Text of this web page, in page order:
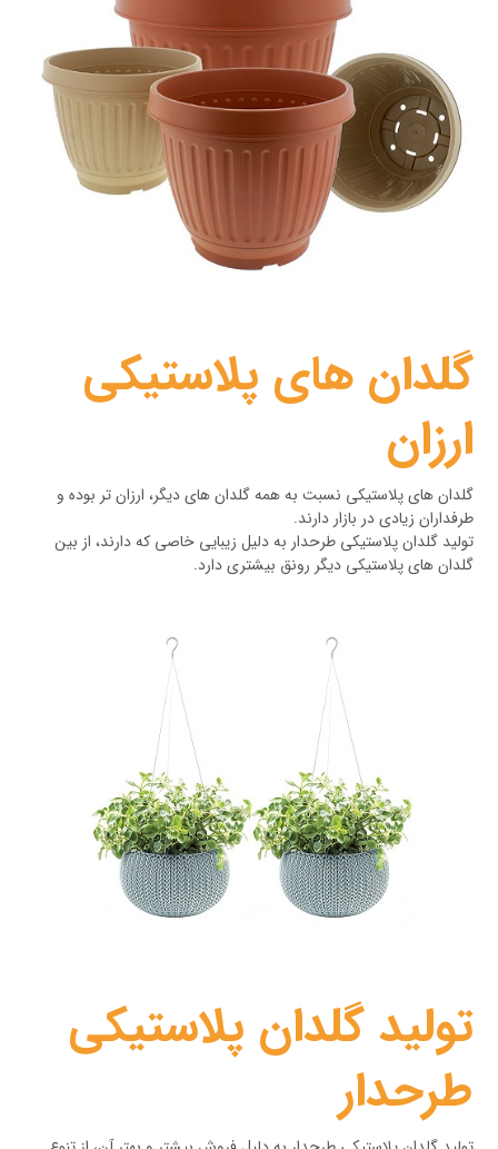
گلدان های پلاستیکی
ارزان
گلدان های پلاستیکی نسبت به همه گلدان های دیگر، ارزان تر بوده و
طرفداران زیادی در بازار دارند.
تولید گلدان پلاستیکی طرحدار به دلیل زیبایی خاصی که دارند، از بین
گلدان های پلاستیکی دیگر رونق بیشتری دارد.
تولید گلدان پلاستیکی
طرحدار